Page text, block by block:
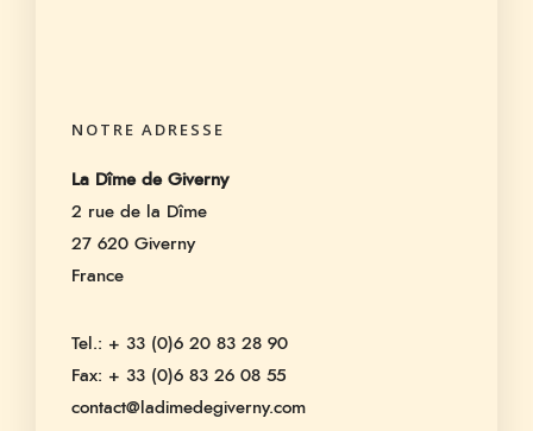
NOTRE ADRESSE
La Dîme de Giverny
2 rue de la Dîme
27 620 Giverny
France
Tel.: + 33 (0)6 20 83 28 90
Fax: + 33 (0)6 83 26 08 55
contact@ladimedegiverny.com